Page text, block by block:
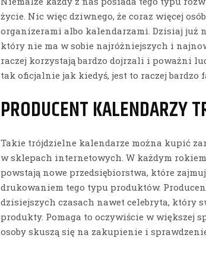
życie. Nic więc dziwnego, że coraz więcej
organizerami albo kalendarzami. Dzisiaj już
który nie ma w sobie najróżniejszych i
raczej korzystają bardzo dojrzali i poważni
tak oficjalnie jak kiedyś, jest to raczej bardzo
PRODUCENT KALENDARZY
Takie trójdzielne kalendarze można kupić
w sklepach internetowych. W każdym
powstają nowe przedsiębiorstwa, które
drukowaniem tego typu produktów.
dzisiejszych czasach nawet celebryta, który
produkty. Pomaga to oczywiście w większej
osoby skuszą się na zakupienie i